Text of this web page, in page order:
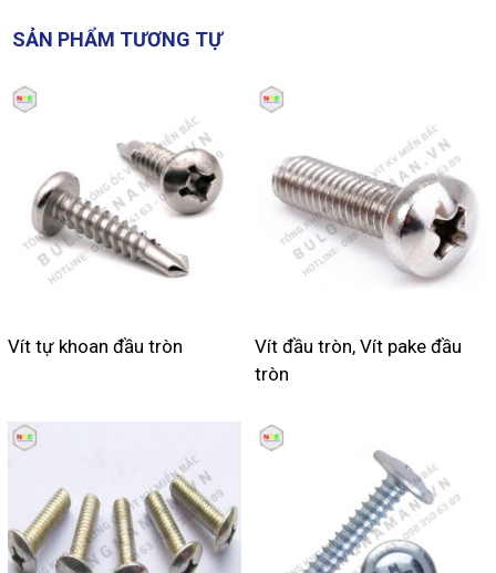
SẢN PHẨM TƯƠNG TỰ
Vít tự khoan đầu tròn
Vít đầu tròn, Vít pake đầu
tròn